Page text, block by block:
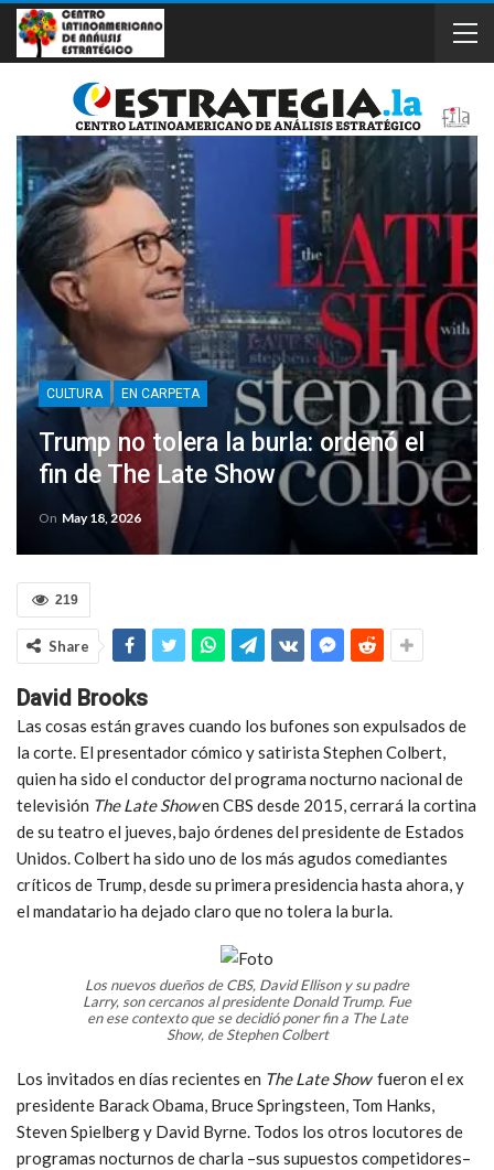
CULTURA EN CARPETA
Trump no tolera la burla: ordenó el
fin de The Late Show
On May 18, 2026
219
Share
David Brooks
Las cosas están graves cuando los bufones son expulsados de
la corte. El presentador cómico y satirista Stephen Colbert,
quien ha sido el conductor del programa nocturno nacional de
televisión The Late Showen CBS desde 2015, cerrará la cortina
de su teatro el jueves, bajo órdenes del presidente de Estados
Unidos. Colbert ha sido uno de los más agudos comediantes
críticos de Trump, desde su primera presidencia hasta ahora, y
el mandatario ha dejado claro que no tolera la burla.
Los nuevos dueños de CBS, David Ellison y su padre
Larry, son cercanos al presidente Donald Trump. Fue
en ese contexto que se decidió poner fin a The Late
Show, de Stephen Colbert
Los invitados en días recientes en The Late Show fueron el ex
presidente Barack Obama, Bruce Springsteen, Tom Hanks,
Steven Spielberg y David Byrne. Todos los otros locutores de
programas nocturnos de charla –sus supuestos competidores–